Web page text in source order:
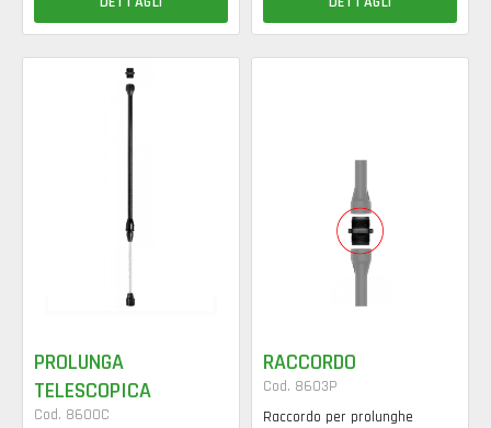
PROLUNGA
TELESCOPICA
Cod. 8600C
RACCORDO
Cod. 8603P
Raccordo per prolunghe